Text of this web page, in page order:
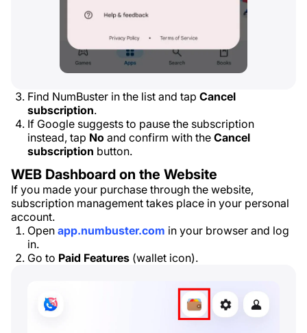
Find NumBuster in the list and tap Cancel
subscription.
If Google suggests to pause the subscription
instead, tap No and confirm with the Cancel
subscription button.
WEB Dashboard on the Website
If you made your purchase through the website,
subscription management takes place in your personal
account.
Open app.numbuster.com in your browser and log
in.
Go to Paid Features (wallet icon).